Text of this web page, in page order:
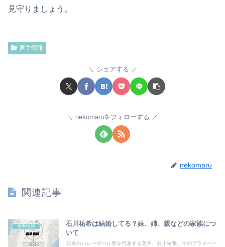
見守りましょう。
選手情報
シェアする
nekomaruをフォローする
nekomaru
関連記事
選手情報
石川祐希は結婚してる？妹、姉、親などの家族につ
いて
日本のバレーボール界を代表する選手、石川祐希。そのプライベー